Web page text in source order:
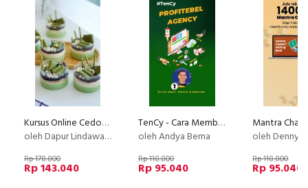
Kursus Online Cedok Jelly Dapur Lindawaty PU
oleh Dapur Lindawaty
Rp 178.800
Rp 143.040
TenCy - Cara Membuat Agency Menjadi Profit
oleh Andya Berna
Rp 118.800
Rp 95.040
oleh Denny
Rp 118.800
Rp 95.040